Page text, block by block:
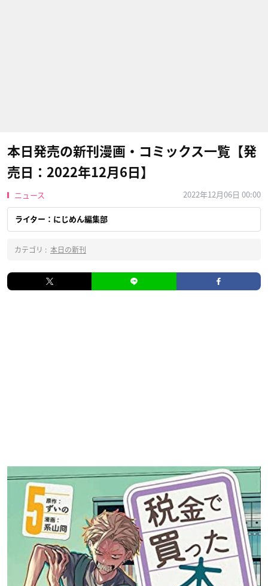
本日発売の新刊漫画・コミックス一覧【発
売日：2022年12月6日】
ニュース 2022年12月06日 00:00
ライター：にじめん編集部
カテゴリ : 本日の新刊